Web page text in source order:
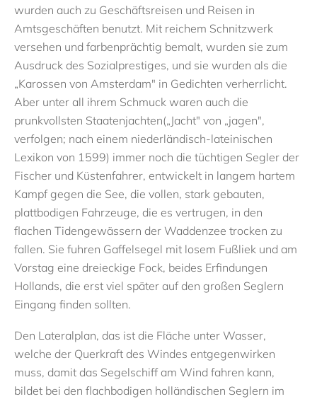
wurden auch zu Geschäftsreisen und Reisen in
Amtsgeschäften benutzt. Mit reichem Schnitzwerk
versehen und farbenprächtig bemalt, wurden sie zum
Ausdruck des Sozialprestiges, und sie wurden als die
„Karossen von Amsterdam" in Gedichten verherrlicht.
Aber unter all ihrem Schmuck waren auch die
prunkvollsten Staatenjachten(„Jacht" von „jagen",
verfolgen; nach einem niederländisch-lateinischen
Lexikon von 1599) immer noch die tüchtigen Segler der
Fischer und Küstenfahrer, entwickelt in langem hartem
Kampf gegen die See, die vollen, stark gebauten,
plattbodigen Fahrzeuge, die es vertrugen, in den
flachen Tidengewässern der Waddenzee trocken zu
fallen. Sie fuhren Gaffelsegel mit losem Fußliek und am
Vorstag eine dreieckige Fock, beides Erfindungen
Hollands, die erst viel später auf den großen Seglern
Eingang finden sollten.
Den Lateralplan, das ist die Fläche unter Wasser,
welche der Querkraft des Windes entgegenwirken
muss, damit das Segelschiff am Wind fahren kann,
bildet bei den flachbodigen holländischen Seglern im